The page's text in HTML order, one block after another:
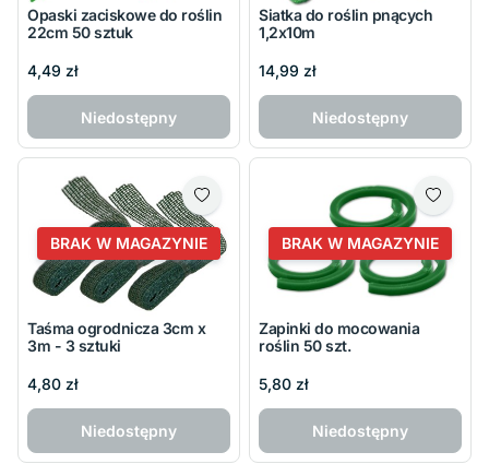
Opaski zaciskowe do roślin
22cm 50 sztuk
4,49 zł
Niedostępny
Siatka do roślin pnących
1,2x10m
14,99 zł
Niedostępny
BRAK W MAGAZYNIE
Taśma ogrodnicza 3cm x
3m - 3 sztuki
4,80 zł
Niedostępny
BRAK W MAGAZYNIE
Zapinki do mocowania
roślin 50 szt.
5,80 zł
Niedostępny